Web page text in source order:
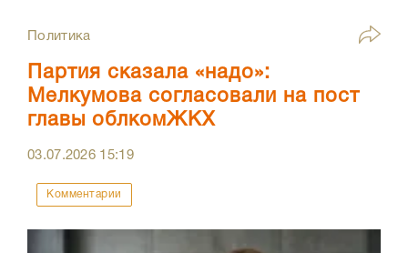
Политика
Партия сказала «надо»:
Мелкумова согласовали на пост
главы облкомЖКХ
03.07.2026 15:19
Комментарии